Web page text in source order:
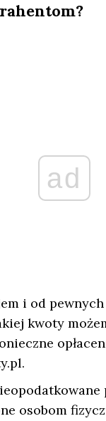
ad
i od
kwoty
osobom